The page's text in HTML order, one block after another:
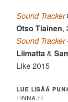
Sound Tracker
Otso Tiainen,
Sound
Liimatta &
Like 2015
LUE LISÄÄ
FINNA.FI